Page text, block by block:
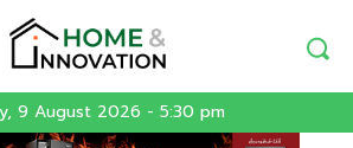
9 August 2026 - 5:30 pm